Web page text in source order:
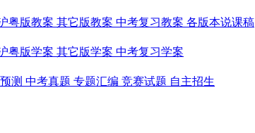
粤版教案 其它版教案 中考复习教案 各版本说课稿
粤版学案 其它版学案 中考复习学案
测 中考真题 专题汇编 竞赛试题 自主招生